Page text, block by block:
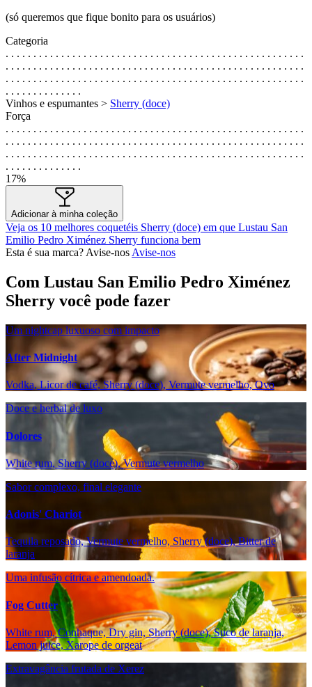
(só queremos que fique bonito para os usuários)
Categoria
. . . . . . . . . . . . . . . . . . . . . . . . . . . . . . . . . . . . . . . . . . . . . . . . . . . . . .
. . . . . . . . . . . . . . . . . . . . . . . . . . . . . . . . . . . . . . . . . . . . . . . . . . . . . .
. . . . . . . . . . . . . . . . . . . . . . . . . . . . . . . . . . . . . . . . . . . . . . . . . . . . . .
. . . . . . . . . . . . . .
Vinhos e espumantes > Sherry (doce)
Força
. . . . . . . . . . . . . . . . . . . . . . . . . . . . . . . . . . . . . . . . . . . . . . . . . . . . . .
. . . . . . . . . . . . . . . . . . . . . . . . . . . . . . . . . . . . . . . . . . . . . . . . . . . . . .
. . . . . . . . . . . . . . . . . . . . . . . . . . . . . . . . . . . . . . . . . . . . . . . . . . . . . .
. . . . . . . . . . . . . .
17%
Adicionar à minha coleção
Veja os 10 melhores coquetéis Sherry (doce) em que Lustau San
Emilio Pedro Ximénez Sherry funciona bem
Esta é sua marca? Avise-nos Avise-nos
Com Lustau San Emilio Pedro Ximénez
Sherry você pode fazer
Um nightcap luxuoso com impacto
After Midnight
Vodka, Licor de café, Sherry (doce), Vermute vermelho, Ovo
Doce e herbal de luxo
Dolores
White rum, Sherry (doce), Vermute vermelho
Sabor complexo, final elegante
Adonis' Chariot
Tequila reposado, Vermute vermelho, Sherry (doce), Bitter de
laranja
Uma infusão cítrica e amendoada.
Fog Cutter
White rum, Conhaque, Dry gin, Sherry (doce), Suco de laranja,
Lemon juice, Xarope de orgeat
Extravagância frutada de Xerez